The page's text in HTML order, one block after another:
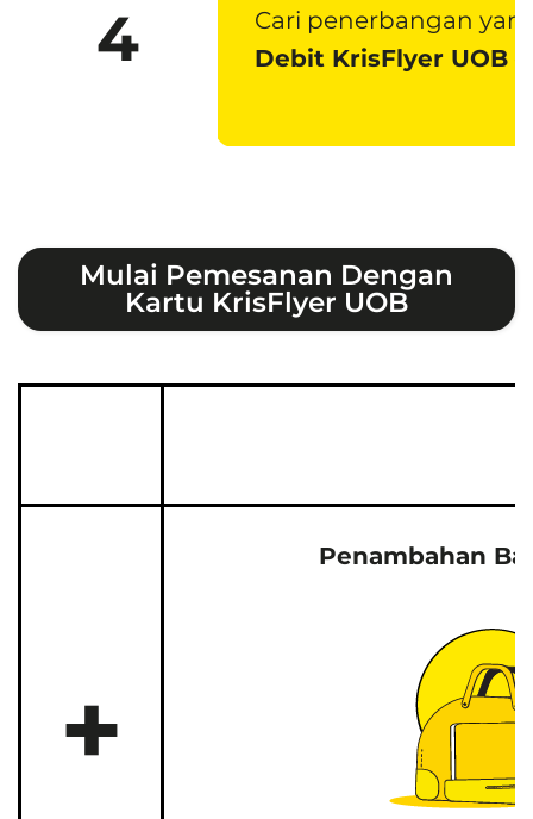
4
Cari penerbangan
Debit KrisFlyer UOB
Mulai Pemesanan Dengan
Kartu KrisFlyer UOB
+
Penambahan